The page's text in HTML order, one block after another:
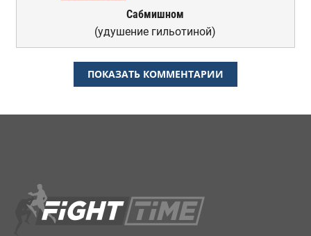
Сабмишном
(удушение гильотиной)
ПОКАЗАТЬ КОММЕНТАРИИ